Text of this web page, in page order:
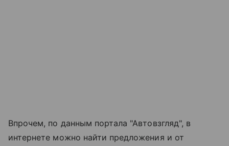
Впрочем, по данным портала "Автовзгляд", в
интернете можно найти предложения и от